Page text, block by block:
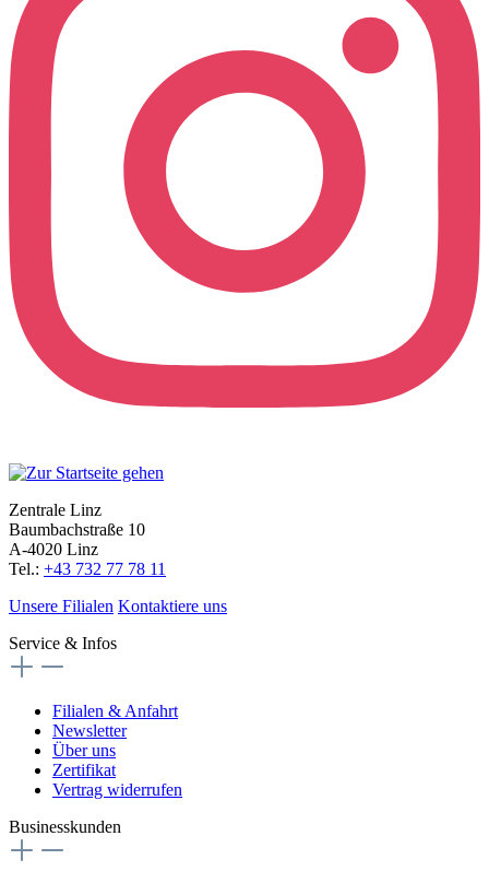
Zentrale Linz
Baumbachstraße 10
A-4020 Linz
Tel.: +43 732 77 78 11
Unsere Filialen Kontaktiere uns
Service & Infos
Filialen & Anfahrt
Newsletter
Über uns
Zertifikat
Vertrag widerrufen
Businesskunden